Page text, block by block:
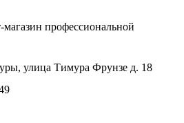
профессиональной
улица Тимура Фрунзе д. 18